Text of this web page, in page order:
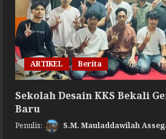
ARTIKEL Berita
Sekolah Desain KKS Bekali
Baru
S.M. Mauladdawilah